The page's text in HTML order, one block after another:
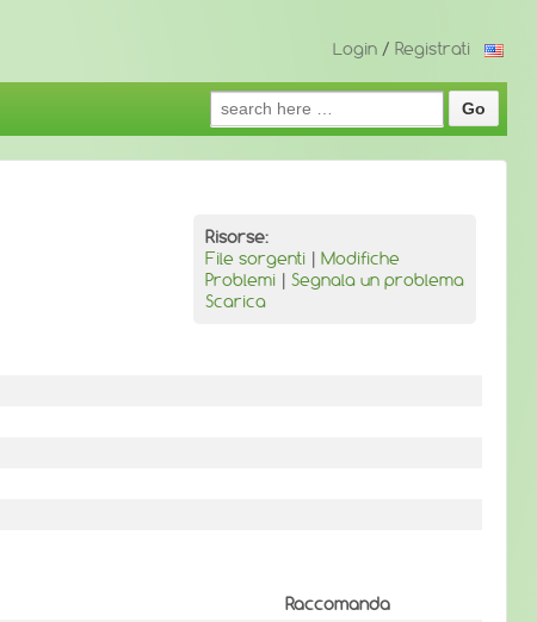
Login / Registrati
Search
for:
Risorse:
File sorgenti | Modifiche
Problemi | Segnala un problema
Scarica
Raccomanda